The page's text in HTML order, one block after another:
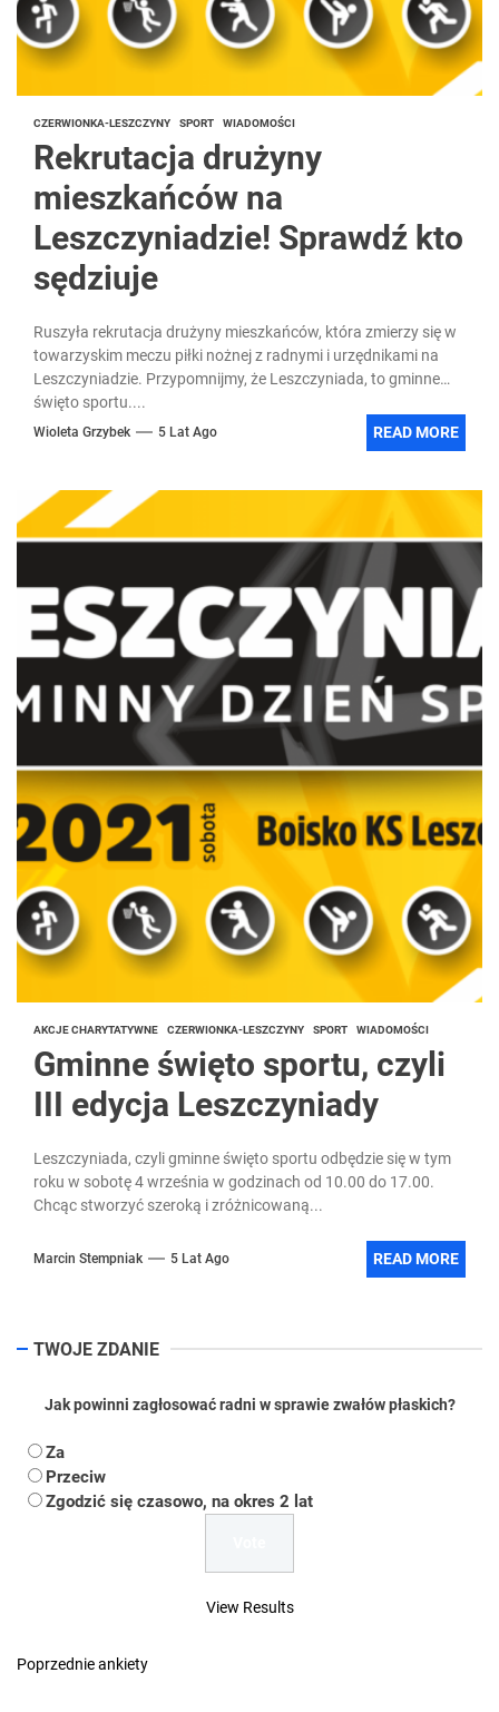
CZERWIONKA-LESZCZYNY SPORT WIADOMOŚCI
Rekrutacja drużyny
mieszkańców na
Leszczyniadzie! Sprawdź kto
sędziuje
Ruszyła rekrutacja drużyny mieszkańców, która zmierzy się w
towarzyskim meczu piłki nożnej z radnymi i urzędnikami na
Leszczyniadzie. Przypomnijmy, że Leszczyniada, to gminne
święto sportu....
Wioleta Grzybek 5 Lat Ago READ MORE
AKCJE CHARYTATYWNE CZERWIONKA-LESZCZYNY SPORT WIADOMOŚCI
Gminne święto sportu, czyli
III edycja Leszczyniady
Leszczyniada, czyli gminne święto sportu odbędzie się w tym
roku w sobotę 4 września w godzinach od 10.00 do 17.00.
Chcąc stworzyć szeroką i zróżnicowaną...
Marcin Stempniak 5 Lat Ago READ MORE
TWOJE ZDANIE
Jak powinni zagłosować radni w sprawie zwałów płaskich?
Za
Przeciw
Zgodzić się czasowo, na okres 2 lat
View Results
Poprzednie ankiety